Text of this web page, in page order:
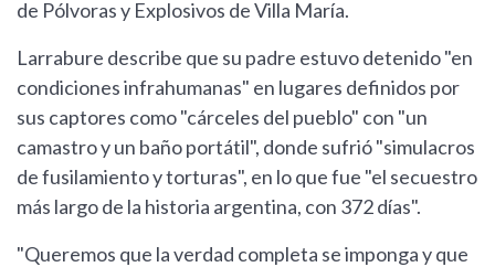
de Pólvoras y Explosivos de Villa María.
Larrabure describe que su padre estuvo detenido "en
condiciones infrahumanas" en lugares definidos por
sus captores como "cárceles del pueblo" con "un
camastro y un baño portátil", donde sufrió "simulacros
de fusilamiento y torturas", en lo que fue "el secuestro
más largo de la historia argentina, con 372 días".
"Queremos que la verdad completa se imponga y que